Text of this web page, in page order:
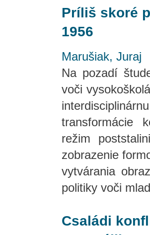
Príliš skoré
1956
Marušiak, Juraj
Na pozadí
voči
transformácie
režim
zobrazenie
vytvárania
politiky voči
Családi